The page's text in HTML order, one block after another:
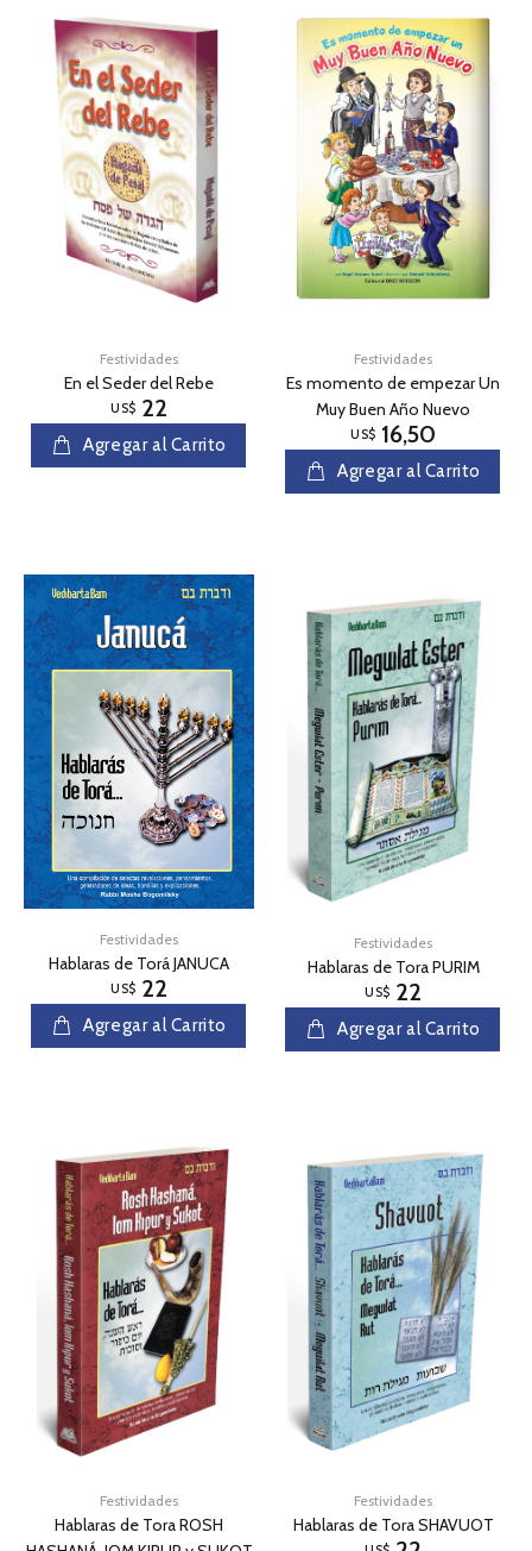
Festividades
En el Seder del Rebe
US$ 22
Agregar al Carrito
Festividades
Es momento de empezar Un
Muy Buen Año Nuevo
US$ 16,50
Agregar al Carrito
Festividades
Hablaras de Torá JANUCA
US$ 22
Agregar al Carrito
Festividades
Hablaras de Tora PURIM
US$ 22
Agregar al Carrito
Festividades
Hablaras de Tora ROSH
Festividades
Hablaras de Tora SHAVUOT